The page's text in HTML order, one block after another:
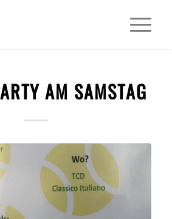
AM SAMSTAG